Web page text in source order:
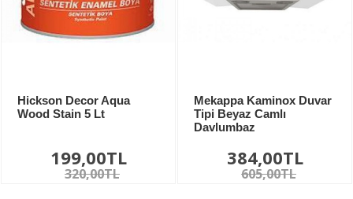
Hickson Decor Aqua
Wood Stain 5 Lt
199,00TL
320,00TL
Mekappa Kaminox Duvar
Tipi Beyaz Camlı
Davlumbaz
384,00TL
605,00TL